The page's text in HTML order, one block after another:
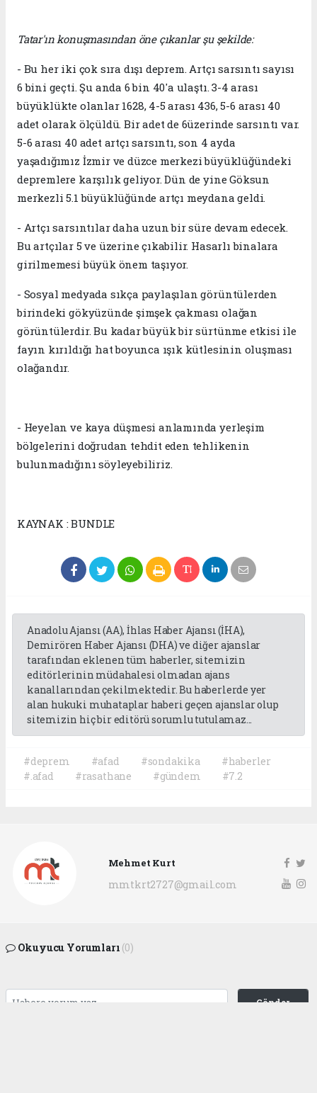
Tatar'ın konuşmasından öne çıkanlar şu şekilde:
- Bu her iki çok sıra dışı deprem. Artçı sarsıntı sayısı
6 bini geçti. Şu anda 6 bin 40'a ulaştı. 3-4 arası
büyüklükte olanlar 1628, 4-5 arası 436, 5-6 arası 40
adet olarak ölçüldü. Bir adet de 6üzerinde sarsıntı var.
5-6 arası 40 adet artçı sarsıntı, son 4 ayda
yaşadığımız İzmir ve düzce merkezi büyüklüğündeki
depremlere karşılık geliyor. Dün de yine Göksun
merkezli 5.1 büyüklüğünde artçı meydana geldi.
- Artçı sarsıntılar daha uzun bir süre devam edecek.
Bu artçılar 5 ve üzerine çıkabilir. Hasarlı binalara
girilmemesi büyük önem taşıyor.
- Sosyal medyada sıkça paylaşılan görüntülerden
birindeki gökyüzünde şimşek çakması olağan
görüntülerdir. Bu kadar büyük bir sürtünme etkisi ile
fayın kırıldığı hat boyunca ışık kütlesinin oluşması
olağandır.
- Heyelan ve kaya düşmesi anlamında yerleşim
bölgelerini doğrudan tehdit eden tehlikenin
bulunmadığını söyleyebiliriz.
KAYNAK : BUNDLE
Anadolu Ajansı (AA), İhlas Haber Ajansı (İHA),
Demirören Haber Ajansı (DHA) ve diğer ajanslar
tarafından eklenen tüm haberler, sitemizin
editörlerinin müdahalesi olmadan ajans
kanallarından çekilmektedir. Bu haberlerde yer
alan hukuki muhataplar haberi geçen ajanslar olup
sitemizin hiç bir editörü sorumlu tutulamaz...
#deprem #afad #sondakika
#haberler
#.afad
#rasathane #gündem #7.2
Mehmet Kurt
mmtkrt2727@gmail.com
Okuyucu Yorumları (0)
Gönder